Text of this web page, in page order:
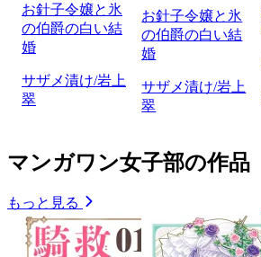
お針子令嬢と氷
の伯爵の白い結
婚
サザメ漬け/岩上
翠
お針子令嬢と氷
の伯爵の白い結
婚
サザメ漬け/岩上
翠
マンガワン女子部の作品
もっと見る